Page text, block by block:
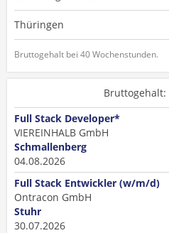
Thüringen
Bruttogehalt bei 40 Wochenstunden.
Bruttogehalt:
Full Stack Developer*
VIEREINHALB GmbH
Schmallenberg
04.08.2026
Full Stack Entwickler (w/m/d)
Ontracon GmbH
Stuhr
30.07.2026